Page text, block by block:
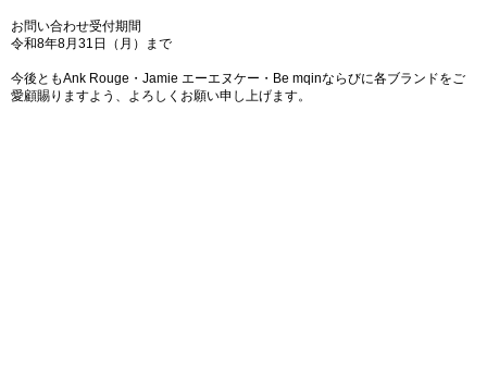
お問い合わせ受付期間
令和8年8月31日（月）まで
今後ともAnk Rouge・Jamie エーエヌケー・Be mqinならびに各ブランドをご
愛顧賜りますよう、よろしくお願い申し上げます。